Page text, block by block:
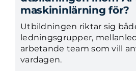
maskininlärning för?
Utbildningen riktar sig
ledningsgrupper,
arbetande team som vill
vardagen.